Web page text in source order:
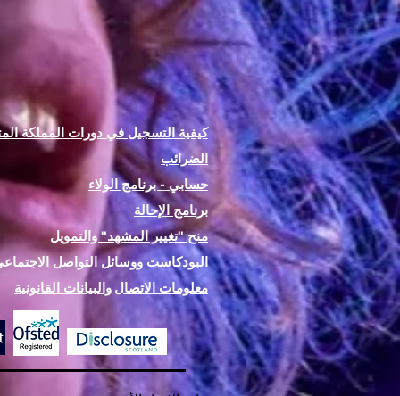
كيفية التسجيل في دورات المملكة
الضرائب
حسابي - برنامج الولاء
برنامج الإحالة
منح "تغيير المشهد" والتمويل
البودكاست ووسائل التواصل
معلومات الاتصال والبيانات القانونية